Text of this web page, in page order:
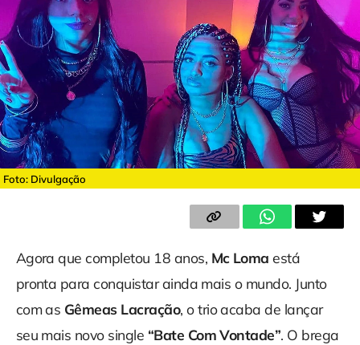
Foto: Divulgação
Agora que completou 18 anos, Mc Loma está
pronta para conquistar ainda mais o mundo. Junto
com as Gêmeas Lacração, o trio acaba de lançar
seu mais novo single “Bate Com Vontade”. O brega